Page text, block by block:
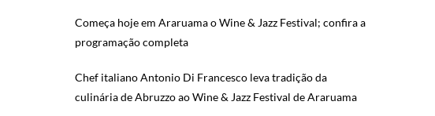
Começa hoje em Araruama o Wine & Jazz Festival; confira a
programação completa
Chef italiano Antonio Di Francesco leva tradição da
culinária de Abruzzo ao Wine & Jazz Festival de Araruama